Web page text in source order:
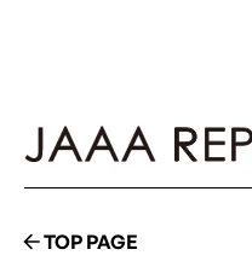
TOP PAGE